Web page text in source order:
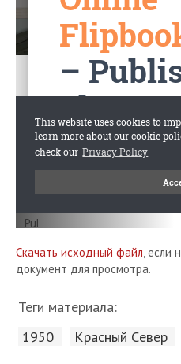
Скачать исходный файл, если
документ для просмотра.
Теги материала:
1950 Красный Cевер